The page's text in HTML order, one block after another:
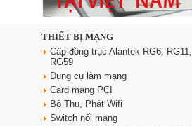
2AB/Pub+Qi
Giá: 4,600,000 VNĐ
THIẾT BỊ MẠNG
Cáp đồng trục Alantek RG6, RG11,
RG59
Dụng cụ làm mạng
Card mạng PCI
Bộ Thu, Phát Wifi
Switch nối mạng